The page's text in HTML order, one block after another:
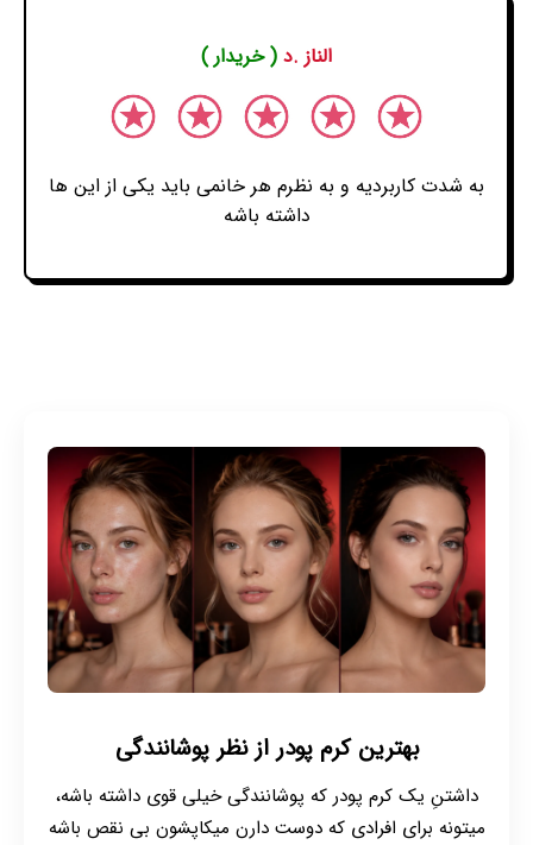
الناز .د ( خریدار )
به شدت کاربردیه و به نظرم هر خانمی باید یکی از این ها
داشته باشه
بهترین کرم پودر از نظر پوشانندگی
داشتنِ یک کرم پودر که پوشانندگی خیلی قوی داشته باشه،
میتونه برای افرادی که دوست دارن میکاپشون بی نقص باشه